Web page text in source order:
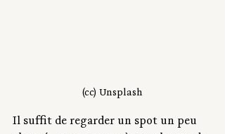
(cc) Unsplash
Il suffit de regarder un spot un peu